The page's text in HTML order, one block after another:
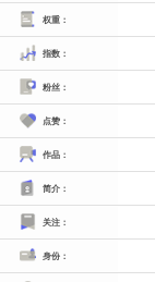
权重：
指数：
粉丝：
点赞：
作品：
简介：
关注：
身份：